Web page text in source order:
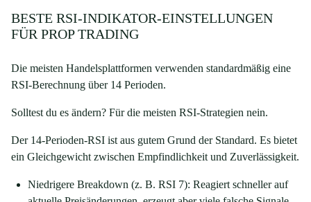
BESTE RSI-INDIKATOR-EINSTELLUNGEN
FÜR PROP TRADING
Die meisten Handelsplattformen verwenden standardmäßig eine
RSI-Berechnung über 14 Perioden.
Solltest du es ändern? Für die meisten RSI-Strategien nein.
Der 14-Perioden-RSI ist aus gutem Grund der Standard. Es bietet
ein Gleichgewicht zwischen Empfindlichkeit und Zuverlässigkeit.
Niedrigere Breakdown (z. B. RSI 7): Reagiert schneller auf